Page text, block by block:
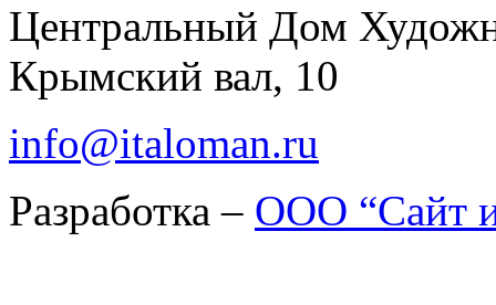
Центральный Дом
Крымский вал, 10
info@italoman.ru
Разработка – ООО “Сайт и